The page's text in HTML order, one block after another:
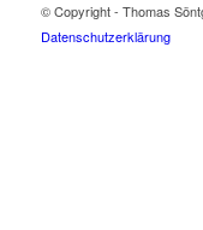
© Copyright - Thomas
Datenschutzerklärung